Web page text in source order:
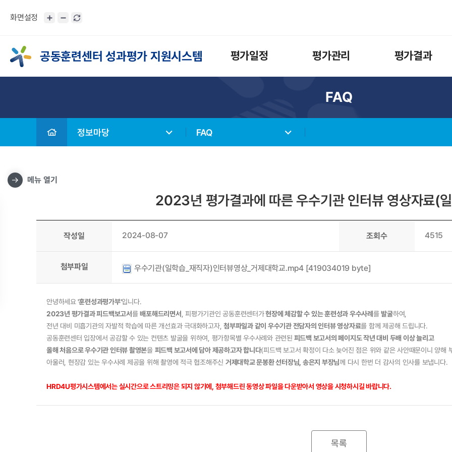
화면설정
공동훈련센터 성과평가 지원시스템 평가일정 평가관리 평가결과
FAQ
정보마당 FAQ
메뉴 열기
2023년 평가결과에 따른 우수기관 인터뷰 영상자료(
작성일 2024-08-07 조회수 4515
첨부파일 우수기관(일학습_재직자)인터뷰영상_거제대학교.mp4 [419034019 byte]
안녕하세요'훈련성과평가부'입니다.
2023년 평가결과 피드백보고서를배포해드리면서 , 피평가기관인 공동훈련센터가현장에 체감할 수 있는 훈련성과 우수사례 를발굴하여,
전년 대비 미흡기관의 자발적 학습에 따른 개선효과 극대화하고자, 첨부파일과 같이 우수기관 전담자의 인터뷰 영상자료를 함께 제공해 드립니다.
공동훈련센터 입장에서 공감할 수 있는 컨텐츠 발굴을 위하여, 평가항목별 우수사례와 관련된 피드백 보고서의 페이지도 작년 대비 두배 이상 늘리고
올해 처음으로 우수기관 인터뷰 촬영본을 피드백 보고서에 담아 제공하고자 합니다(피드백 보고서 확정이 다소 늦어진 점은 위와 같은 사안때문이니 양해
아울러, 현장감 있는 우수사례 제공을 위해 촬영에 적극 협조해주신 거제대학교 문봉환 선터장님, 송은지 부장님께 다시 한번 더 감사의 인사를 보냅니다.
HRD4U평가시스템에서는 실시간으로 스트리밍은 되지 않기에, 첨부해드린 동영상 파일을 다운받아서 영상을 시청하시길 바랍니다.
목록